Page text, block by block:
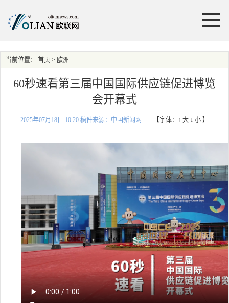
当前位置： 首页 > 欧洲
60秒速看第三届中国国际供应链促进博览
会开幕式
2025年07月18日 10:20 稿件来源：中国新闻网 【字体： ↑ 大 ↓ 小 】